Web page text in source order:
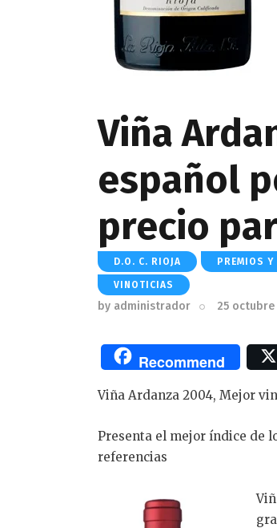
Viña
español
precio
D.O. C. RIOJA PREMIOS Y
VINOTICIAS
by administrador 25 octubre
Recommend
Viña Ardanza 2004, Mejor
Presenta el mejor índice de
referencias